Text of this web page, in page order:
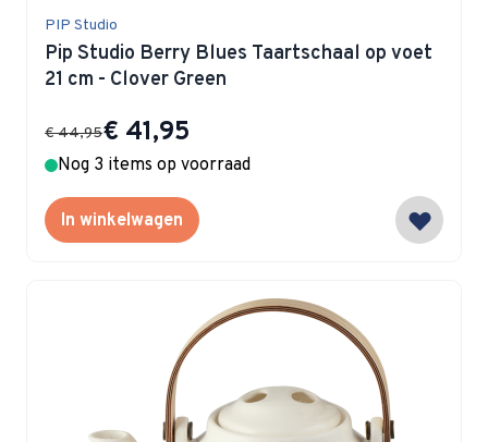
PIP Studio
Pip Studio Berry Blues Taartschaal op voet
21 cm - Clover Green
Special Price
€ 41,95
€ 44,95
Nog 3 items op voorraad
In winkelwagen